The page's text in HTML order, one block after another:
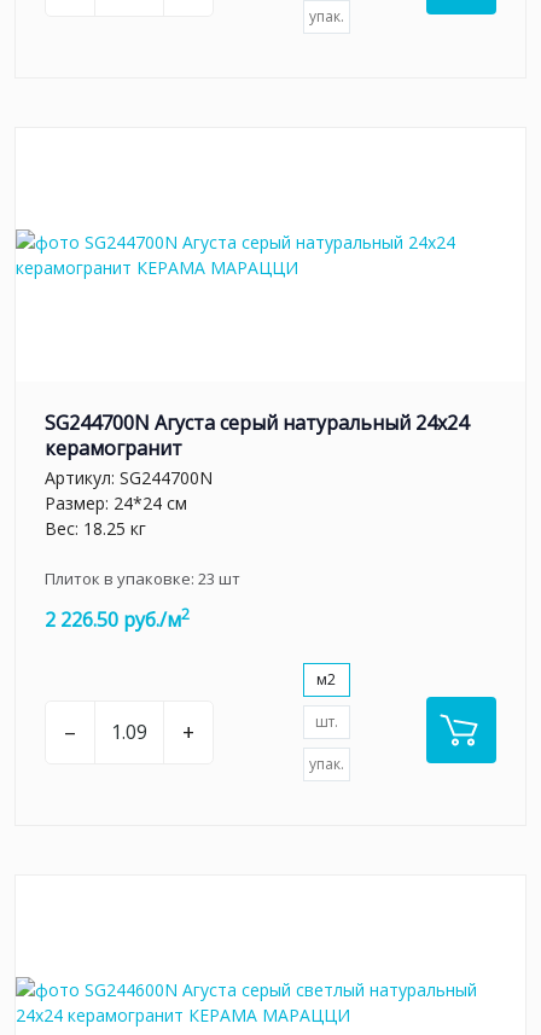
упак.
SG244700N Агуста серый натуральный 24х24
керамогранит
Артикул: SG244700N
Размер: 24*24 см
Вес: 18.25 кг
Плиток в упаковке: 23 шт
2 226.50 руб./м2
– +
м2
шт.
упак.